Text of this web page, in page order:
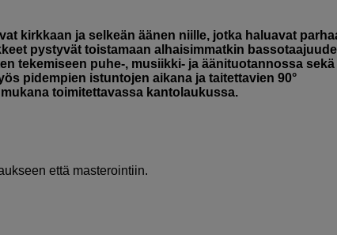
kirkkaan ja selkeän äänen niille, jotka haluavat
pystyvät toistamaan alhaisimmatkin
tekemiseen puhe-, musiikki- ja äänituotannossa sekä
pidempien istuntojen aikana ja taitettavien 90°
toimitettavassa kantolaukussa.
että masterointiin.